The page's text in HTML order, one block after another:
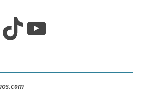
TikTok YouTube